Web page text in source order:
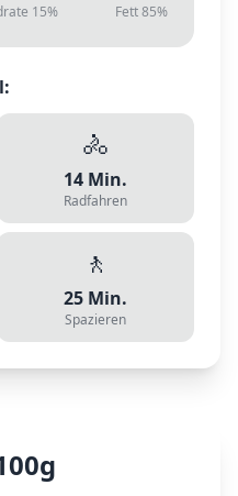
15% Fett85%
🚴
14 Min.
Radfahren
🚶
25 Min.
Spazieren